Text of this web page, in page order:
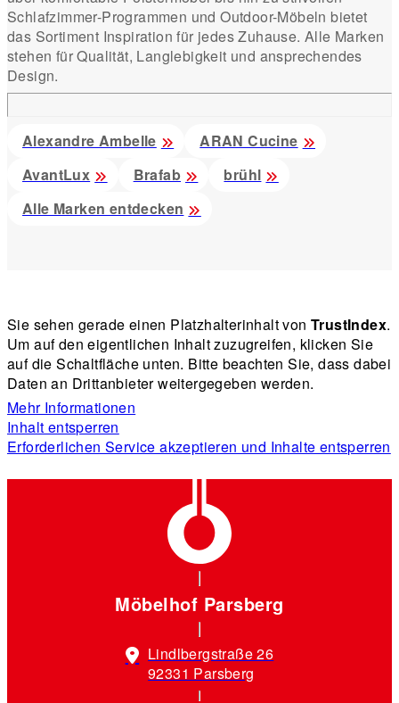
Schlafzimmer-Programmen und Outdoor-Möbeln bietet
das Sortiment Inspiration für jedes Zuhause. Alle Marken
stehen für Qualität, Langlebigkeit und ansprechendes
Design.
Alexandre Ambelle
ARAN Cucine
AvantLux
Brafab
brühl
Alle Marken entdecken
Sie sehen gerade einen Platzhalterinhalt von TrustIndex.
Um auf den eigentlichen Inhalt zuzugreifen, klicken Sie
auf die Schaltfläche unten. Bitte beachten Sie, dass dabei
Daten an Drittanbieter weitergegeben werden.
Mehr Informationen
Inhalt entsperren
Erforderlichen Service akzeptieren und Inhalte entsperren
Möbelhof Parsberg
Lindlbergstraße 26
92331 Parsberg